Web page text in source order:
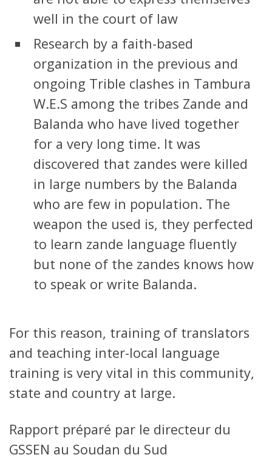
well in the court of law
Research by a faith-based
organization in the previous and
ongoing Trible clashes in Tambura
W.E.S among the tribes Zande and
Balanda who have lived together
for a very long time. It was
discovered that zandes were killed
in large numbers by the Balanda
who are few in population. The
weapon the used is, they perfected
to learn zande language fluently
but none of the zandes knows how
to speak or write Balanda.
For this reason, training of translators
and teaching inter-local language
training is very vital in this community,
state and country at large.
Rapport préparé par le directeur du
GSSEN au Soudan du Sud